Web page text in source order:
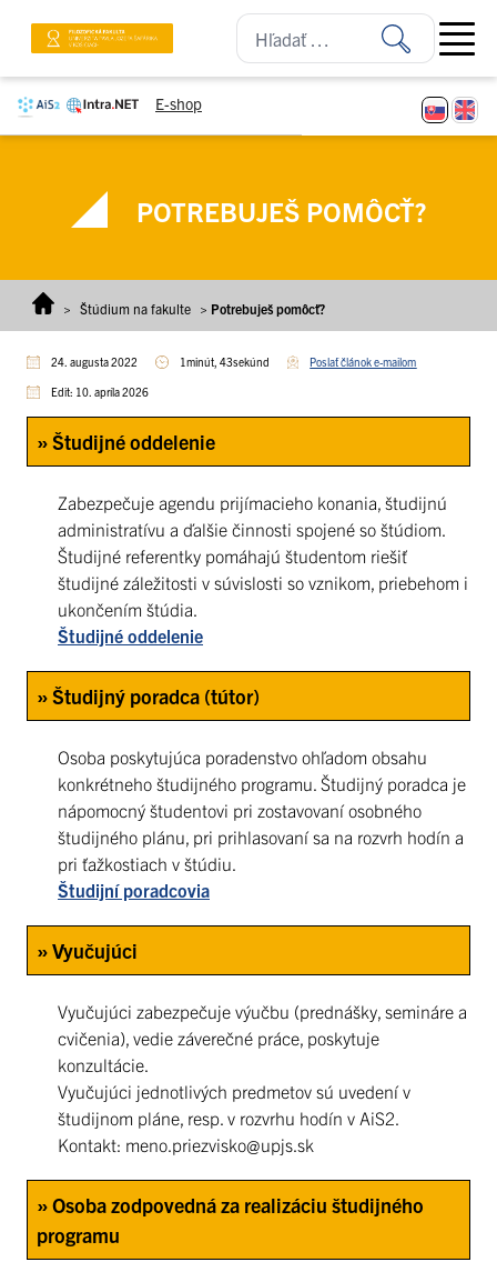
E-shop
Open
POTREBUJEŠ POMÔCŤ?
> Štúdium na fakulte > Potrebuješ pomôcť?
24. augusta 2022 1minút, 43sekúnd Poslať článok e-mailom
Edit: 10. apríla 2026
» Študijné oddelenie
Zabezpečuje agendu prijímacieho konania, študijnú
administratívu a ďalšie činnosti spojené so štúdiom.
Študijné referentky pomáhajú študentom riešiť
študijné záležitosti v súvislosti so vznikom, priebehom i
ukončením štúdia.
Študijné oddelenie
» Študijný poradca (tútor)
Osoba poskytujúca poradenstvo ohľadom obsahu
konkrétneho študijného programu. Študijný poradca je
nápomocný študentovi pri zostavovaní osobného
študijného plánu, pri prihlasovaní sa na rozvrh hodín a
pri ťažkostiach v štúdiu.
Študijní poradcovia
» Vyučujúci
Vyučujúci zabezpečuje výučbu (prednášky, semináre a
cvičenia), vedie záverečné práce, poskytuje
konzultácie.
Vyučujúci jednotlivých predmetov sú uvedení v
študijnom pláne, resp. v rozvrhu hodín v AiS2.
Kontakt: meno.priezvisko@upjs.sk
» Osoba zodpovedná za realizáciu študijného
programu